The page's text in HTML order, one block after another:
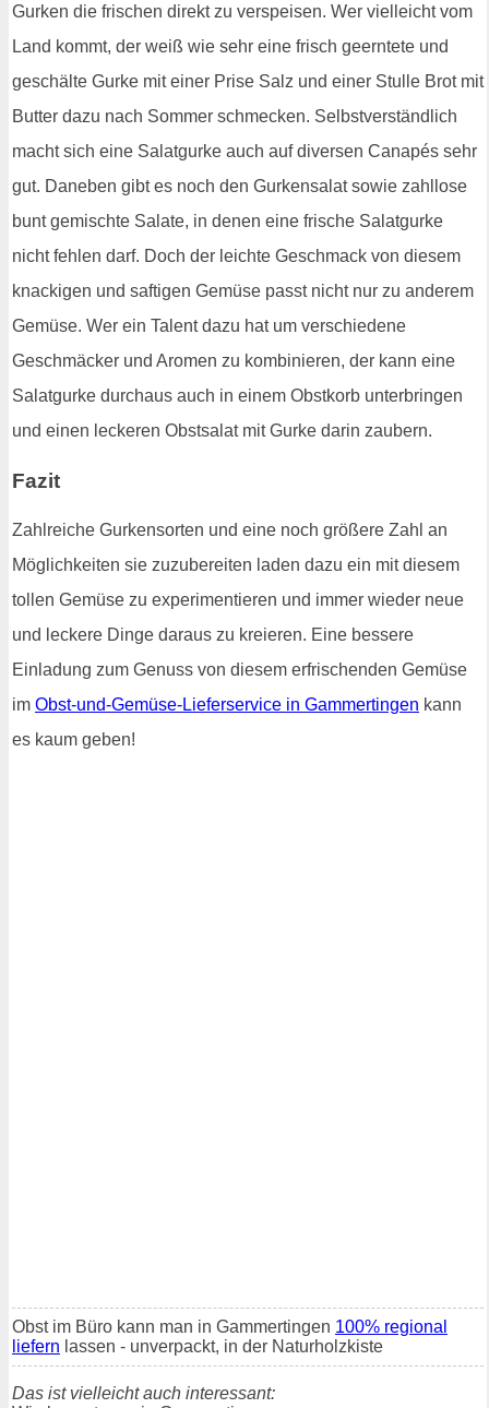
Gurken die frischen direkt zu verspeisen. Wer vielleicht vom
Land kommt, der weiß wie sehr eine frisch geerntete und
geschälte Gurke mit einer Prise Salz und einer Stulle Brot mit
Butter dazu nach Sommer schmecken. Selbstverständlich
macht sich eine Salatgurke auch auf diversen Canapés sehr
gut. Daneben gibt es noch den Gurkensalat sowie zahllose
bunt gemischte Salate, in denen eine frische Salatgurke
nicht fehlen darf. Doch der leichte Geschmack von diesem
knackigen und saftigen Gemüse passt nicht nur zu anderem
Gemüse. Wer ein Talent dazu hat um verschiedene
Geschmäcker und Aromen zu kombinieren, der kann eine
Salatgurke durchaus auch in einem Obstkorb unterbringen
und einen leckeren Obstsalat mit Gurke darin zaubern.
Fazit
Zahlreiche Gurkensorten und eine noch größere Zahl an
Möglichkeiten sie zuzubereiten laden dazu ein mit diesem
tollen Gemüse zu experimentieren und immer wieder neue
und leckere Dinge daraus zu kreieren. Eine bessere
Einladung zum Genuss von diesem erfrischenden Gemüse
im Obst-und-Gemüse-Lieferservice in Gammertingen kann
es kaum geben!
Obst im Büro kann man in Gammertingen 100% regional
liefern lassen - unverpackt, in der Naturholzkiste
Das ist vielleicht auch interessant: